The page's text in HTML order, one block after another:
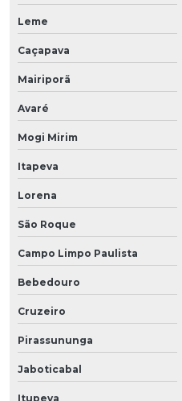
Leme
Caçapava
Mairiporã
Avaré
Mogi Mirim
Itapeva
Lorena
São Roque
Campo Limpo Paulista
Bebedouro
Cruzeiro
Pirassununga
Jaboticabal
Itupeva